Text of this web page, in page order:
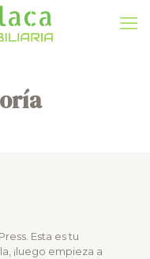
Esta es tu
¡luego empieza a